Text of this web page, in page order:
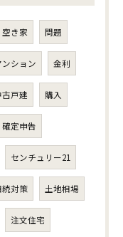
空き家 問題
ンション 金利
古戸建 購入
確定申告
センチュリー21
続対策 土地相場
注文住宅